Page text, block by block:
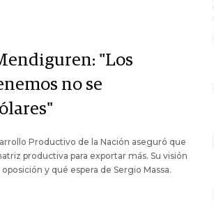
"Los
no se
Productivo de la Nación aseguró que
productiva para exportar más. Su visión
y qué espera de Sergio Massa.